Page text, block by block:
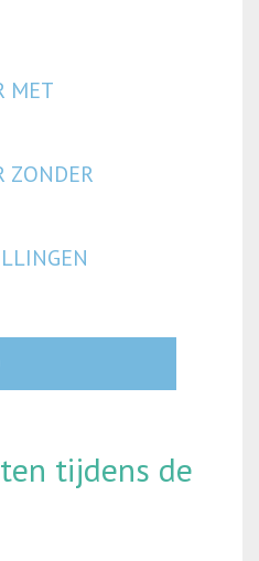
MET
ZONDER
tijdens de